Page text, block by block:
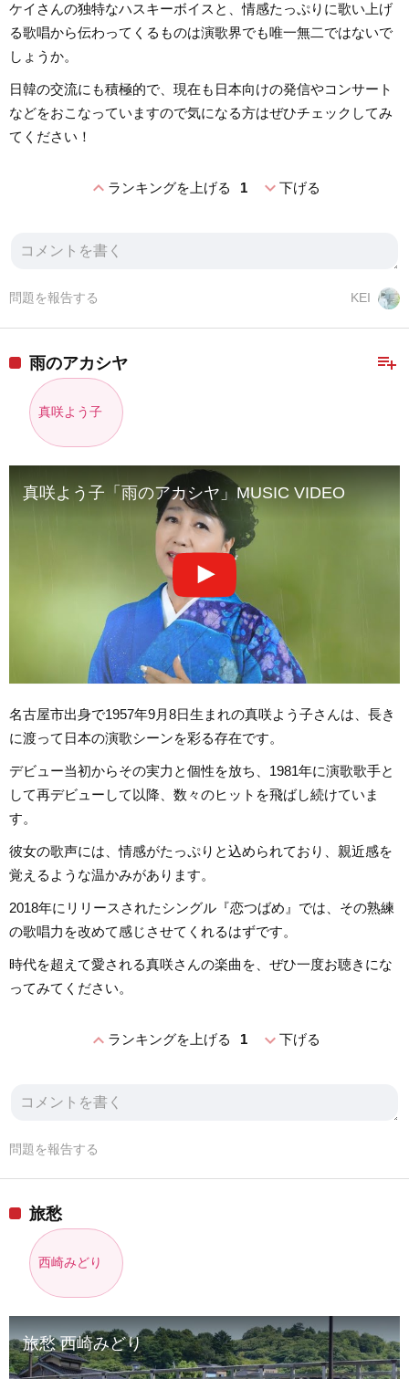
ケイさんの独特なハスキーボイスと、情感たっぷりに歌い上げ
る歌唱から伝わってくるものは演歌界でも唯一無二ではないで
しょうか。
日韓の交流にも積極的で、現在も日本向けの発信やコンサート
などをおこなっていますので気になる方はぜひチェックしてみ
てください！
expand_lessランキングを上げる 1 expand_more下げる
KEI
問題を報告する
playlist_add
雨のアカシヤ
真咲よう子
真咲よう子「雨のアカシヤ」MUSIC VIDEO
名古屋市出身で1957年9月8日生まれの真咲よう子さんは、長き
に渡って日本の演歌シーンを彩る存在です。
デビュー当初からその実力と個性を放ち、1981年に演歌歌手と
して再デビューして以降、数々のヒットを飛ばし続けていま
す。
彼女の歌声には、情感がたっぷりと込められており、親近感を
覚えるような温かみがあります。
2018年にリリースされたシングル『恋つばめ』では、その熟練
の歌唱力を改めて感じさせてくれるはずです。
時代を超えて愛される真咲さんの楽曲を、ぜひ一度お聴きにな
ってみてください。
expand_lessランキングを上げる 1 expand_more下げる
問題を報告する
旅愁
西崎みどり
旅愁 西崎みどり